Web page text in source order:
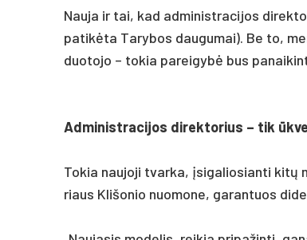
Nau­ja ir tai, kad ad­mi­nist­ra­ci­jos
pa­tikė­ta Ta­ry­bos dau­gu­mai). Be to,
duo­to­jo – to­kia pa­rei­gybė bus
Ad­mi­nist­ra­ci­jos di­rek­to­rius – tik
To­kia nau­jo­ji tvar­ka, įsi­ga­lio­sian­ti kitų
riaus Kli­šo­nio nuo­mo­ne, ga­ran­tuos